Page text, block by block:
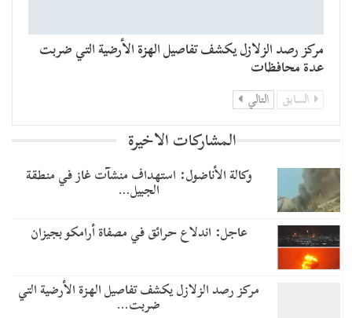
مركز رصد الزلازل يكشف تفاصيل الهزة الأرضية التي ضربت
عدة محافظات
السابق التالي
المشاركات الاخيرة
وكالة الأناضول: استهداف منشآت غاز في منطقة
الجبيل…
عاجل: اندلاع حرائق في مصفاة أرامكو بجيزان
مركز رصد الزلازل يكشف تفاصيل الهزة الأرضية التي
ضربت…